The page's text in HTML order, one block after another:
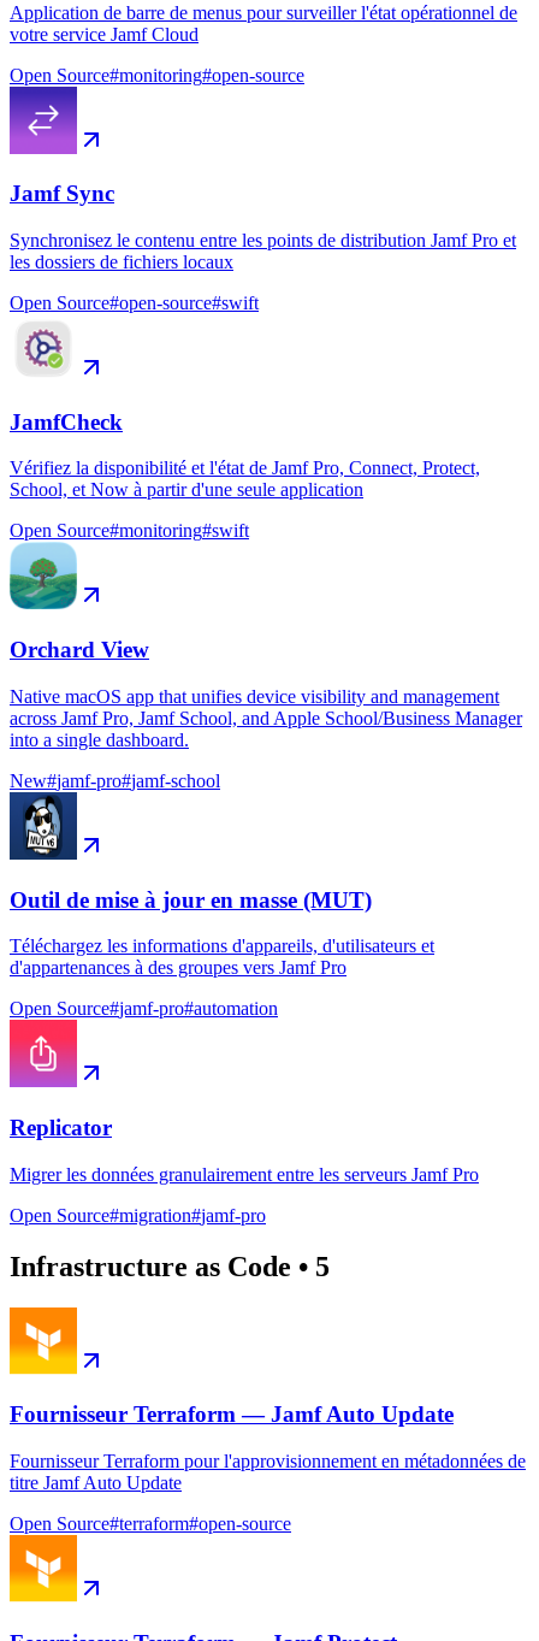
Application de barre de menus pour surveiller l'état opérationnel de
votre service Jamf Cloud
Open Source#monitoring#open-source
Jamf Sync
Synchronisez le contenu entre les points de distribution Jamf Pro et
les dossiers de fichiers locaux
Open Source#open-source#swift
JamfCheck
Vérifiez la disponibilité et l'état de Jamf Pro, Connect, Protect,
School, et Now à partir d'une seule application
Open Source#monitoring#swift
Orchard View
Native macOS app that unifies device visibility and management
across Jamf Pro, Jamf School, and Apple School/Business Manager
into a single dashboard.
New#jamf-pro#jamf-school
Outil de mise à jour en masse (MUT)
Téléchargez les informations d'appareils, d'utilisateurs et
d'appartenances à des groupes vers Jamf Pro
Open Source#jamf-pro#automation
Replicator
Migrer les données granulairement entre les serveurs Jamf Pro
Open Source#migration#jamf-pro
Infrastructure as Code • 5
Fournisseur Terraform — Jamf Auto Update
Fournisseur Terraform pour l'approvisionnement en métadonnées de
titre Jamf Auto Update
Open Source#terraform#open-source